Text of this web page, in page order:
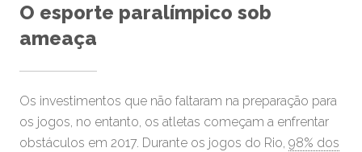
O esporte paralímpico sob
ameaça
Os investimentos que não faltaram na preparação para
os jogos, no entanto, os atletas começam a enfrentar
obstáculos em 2017. Durante os jogos do Rio, 98% dos